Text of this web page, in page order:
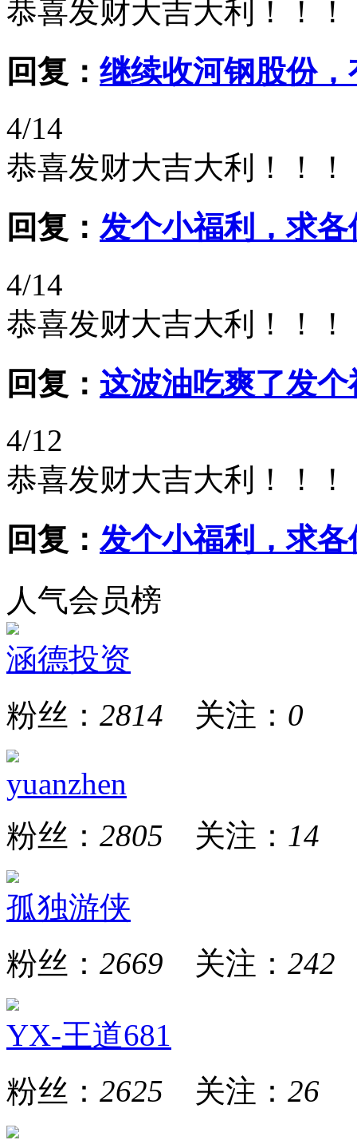
恭喜发财大吉大利！！！
回复： 继续收河钢股份
4/14
恭喜发财大吉大利！！！
回复： 发个小福利，求
4/14
恭喜发财大吉大利！！！
回复： 这波油吃爽了发个
4/12
恭喜发财大吉大利！！！
回复： 发个小福利，求
人气会员榜
涵德投资
粉丝： 2814 关注： 0
yuanzhen
粉丝： 2805 关注： 14
孤独游侠
粉丝： 2669 关注： 242
YX-王道681
粉丝： 2625 关注： 26